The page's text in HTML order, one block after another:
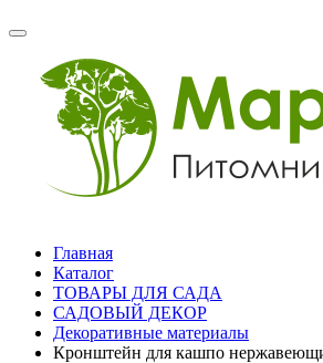
Главная
Каталог
ТОВАРЫ ДЛЯ САДА
САДОВЫЙ ДЕКОР
Декоративные материалы
Кронштейн для кашпо